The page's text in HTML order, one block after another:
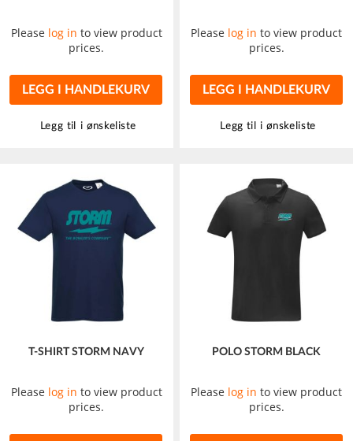
Please log in to view product
prices.
LEGG I HANDLEKURV
Legg til i ønskeliste
Please log in to view product
prices.
LEGG I HANDLEKURV
Legg til i ønskeliste
T-SHIRT STORM NAVY
Please log in to view product
prices.
POLO STORM BLACK
Please log in to view product
prices.